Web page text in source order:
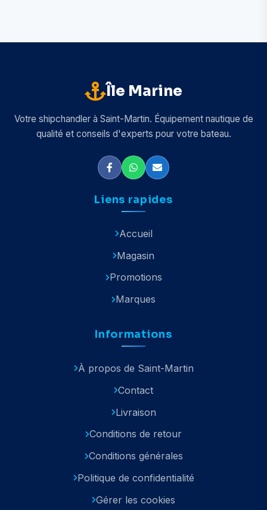
Île Marine
Votre shipchandler à Saint-Martin. Équipement nautique de
qualité et conseils d'experts pour votre bateau.
Liens rapides
Accueil
Magasin
Promotions
Marques
Informations
À propos de Saint-Martin
Contact
Livraison
Conditions de retour
Conditions générales
Politique de confidentialité
Gérer les cookies